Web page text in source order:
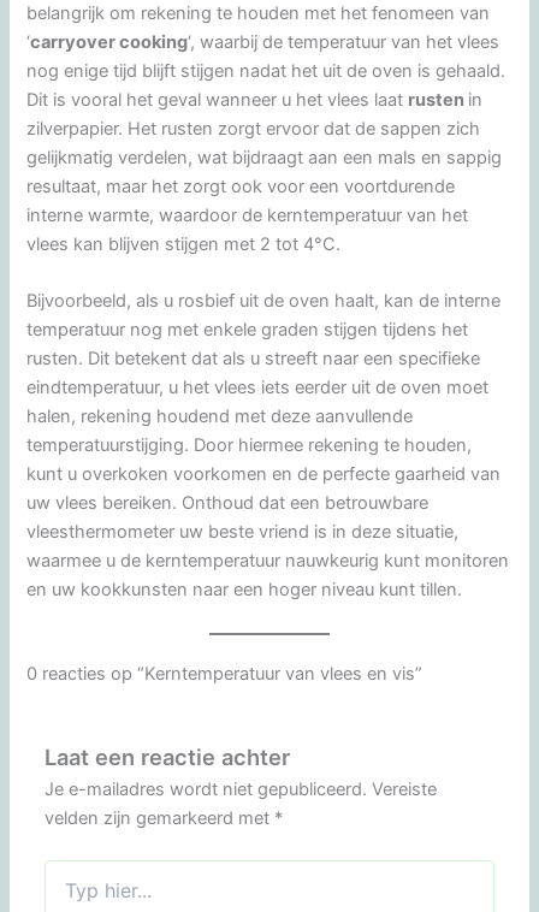
belangrijk om rekening te houden met het fenomeen van
‘carryover cooking‘, waarbij de temperatuur van het vlees
nog enige tijd blijft stijgen nadat het uit de oven is gehaald.
Dit is vooral het geval wanneer u het vlees laat rusten in
zilverpapier. Het rusten zorgt ervoor dat de sappen zich
gelijkmatig verdelen, wat bijdraagt aan een mals en sappig
resultaat, maar het zorgt ook voor een voortdurende
interne warmte, waardoor de kerntemperatuur van het
vlees kan blijven stijgen met 2 tot 4°C.
Bijvoorbeeld, als u rosbief uit de oven haalt, kan de interne
temperatuur nog met enkele graden stijgen tijdens het
rusten. Dit betekent dat als u streeft naar een specifieke
eindtemperatuur, u het vlees iets eerder uit de oven moet
halen, rekening houdend met deze aanvullende
temperatuurstijging. Door hiermee rekening te houden,
kunt u overkoken voorkomen en de perfecte gaarheid van
uw vlees bereiken. Onthoud dat een betrouwbare
vleesthermometer uw beste vriend is in deze situatie,
waarmee u de kerntemperatuur nauwkeurig kunt monitoren
en uw kookkunsten naar een hoger niveau kunt tillen.
0 reacties op “Kerntemperatuur van vlees en vis”
Laat een reactie achter
Je e-mailadres wordt niet gepubliceerd. Vereiste
velden zijn gemarkeerd met *
hier…